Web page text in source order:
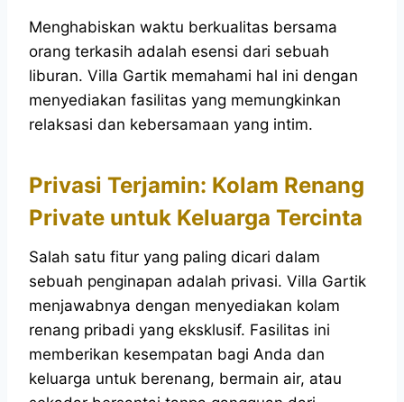
Menghabiskan waktu berkualitas bersama
orang terkasih adalah esensi dari sebuah
liburan. Villa Gartik memahami hal ini dengan
menyediakan fasilitas yang memungkinkan
relaksasi dan kebersamaan yang intim.
Privasi Terjamin: Kolam Renang
Private untuk Keluarga Tercinta
Salah satu fitur yang paling dicari dalam
sebuah penginapan adalah privasi. Villa Gartik
menjawabnya dengan menyediakan kolam
renang pribadi yang eksklusif. Fasilitas ini
memberikan kesempatan bagi Anda dan
keluarga untuk berenang, bermain air, atau